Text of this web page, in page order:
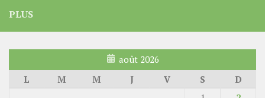
PLUS
août 2026
L
M M J V S
D